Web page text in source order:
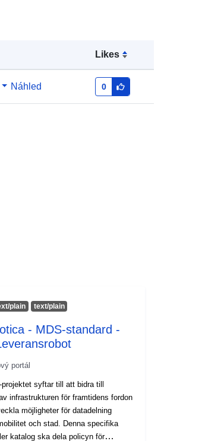
Likes
Náhled 0
plain text/plain
- MDS-standard -
portál
syftar till att bidra till
infrastrukturen för framtidens fordon
möjligheter för datadelning
och stad. Denna specifika
katalog ska dela policyn för